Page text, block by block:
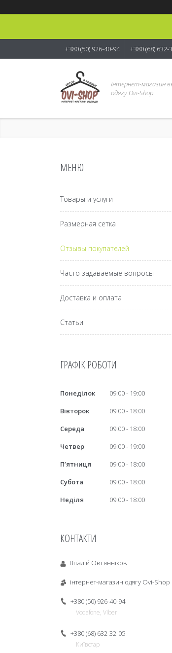
+380 (50) 926-40-94 +380 (68) 632-
Інтернет-магазин
одягу Ovi-Shop
Товары и услуги
Размерная сетка
Отзывы покупателей
Часто задаваемые вопросы
Доставка и оплата
Статьи
ГРАФІК РОБОТИ
Понеділок 09:00
19:00
Вівторок
09:00
18:00
Середа
09:00
18:00
Четвер
09:00
19:00
Пʼятниця
09:00
18:00
Субота
09:00
18:00
Неділя
09:00 18:00
КОНТАКТИ
Віталій Овсянніков
інтернет-магазин одягу Ovi-Shop
+380 (50) 926-40-94
Vodafone, Viber
+380 (68) 632-32-05
Київстар